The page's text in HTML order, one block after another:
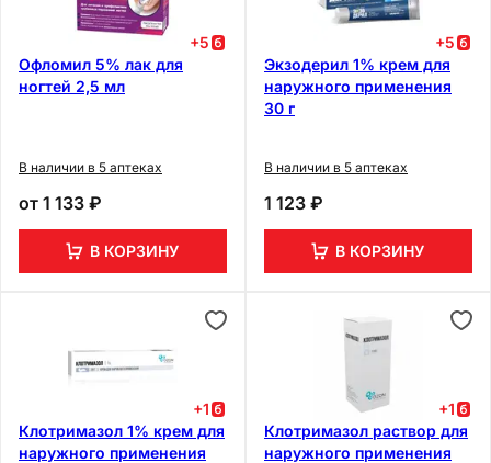
+5
Офломил 5% лак для
ногтей 2,5 мл
В наличии в 5 аптеках
от 1 133 ₽
В КОРЗИНУ
+5
Экзодерил 1% крем для
наружного применения
30 г
В наличии в 5 аптеках
1 123 ₽
В КОРЗИНУ
+1
Клотримазол 1% крем для
наружного применения
+1
Клотримазол раствор для
наружного применения